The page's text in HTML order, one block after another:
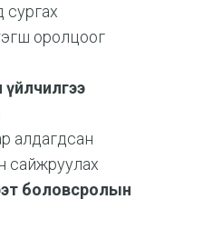
сургах
оролцоог
алдагдсан
сайжруулах
боловсролын